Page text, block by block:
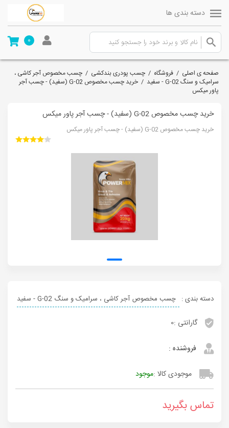
دسته بندی ها
0
صفحه ی اصلی / فروشگاه / چسب پودری بندکشی / چسب مخصوص آجر کاشی ،
سرامیک و سنگ G-02 - سفید
/
خرید چسب مخصوص G-02 (سفید) - چسب آجر
پاور میکس
خرید چسب مخصوص G-02 (سفید) - چسب آجر پاور میکس
خرید چسب مخصوص G-02 (سفید) - چسب آجر پاور میکس
دسته بندی : چسب مخصوص آجر کاشی ، سرامیک و سنگ G-02 - سفید
گارانتی :0
فروشنده :
موجودی کالا :موجود
تماس بگیرید